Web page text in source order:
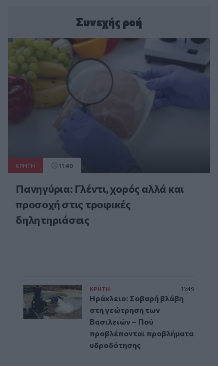
Συνεχής ροή
ΚΡΗΤΗ 11:40
Πανηγύρια: Γλέντι, χορός αλλά και
προσοχή στις τροφικές
δηλητηριάσεις
ΚΡΗΤΗ 11:49
Ηράκλειο: Σοβαρή βλάβη
στη γεώτρηση των
Βασιλειών – Πού
προβλέπονται προβλήματα
υδροδότησης